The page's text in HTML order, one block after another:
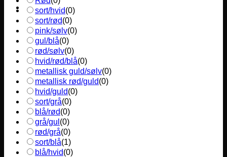
sort/hvid(0)
sort/rød(0)
pink/sølv(0)
gul/blå(0)
rød/sølv(0)
hvid/rød/blå(0)
metallisk guld/sølv(0)
metallisk rød/guld(0)
hvid/guld(0)
sort/grå(0)
blå/rød(0)
grå/gul (0)
rød/grå(0)
sort/blå(1)
blå/hvid(0)